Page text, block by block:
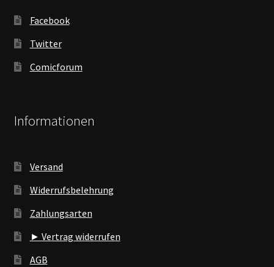
Facebook
Twitter
Comicforum
Informationen
Versand
Widerrufsbelehrung
Zahlungsarten
► Vertrag widerrufen
AGB